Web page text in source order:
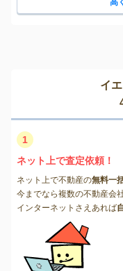
高
イ
1
ネット上で査定依頼！
ネット上で不動産の無料一
今までなら複数の不動産会
インターネットさえあれば